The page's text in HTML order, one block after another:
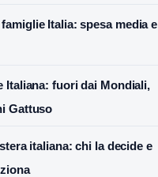
Italia: spesa media e
Italiana: fuori dai Mondiali,
Gattuso
italiana: chi la decide e